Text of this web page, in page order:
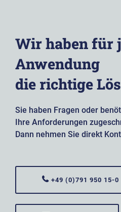
Wir haben für
Anwendung
die richtige
Sie haben Fragen oder
Ihre Anforderungen
Dann nehmen Sie direkt
+49 (0)791 950 15-0